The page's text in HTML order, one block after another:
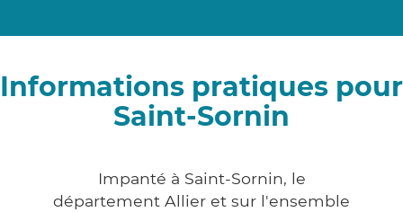
Informations pratiques pour
Saint-Sornin
Impanté à Saint-Sornin, le
département Allier et sur l'ensemble